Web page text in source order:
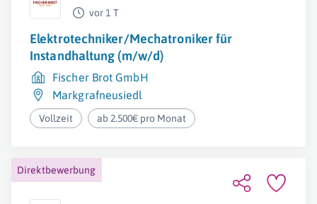
vor 1 T
Elektrotechniker/Mechatroniker für
Instandhaltung (m/w/d)
Fischer Brot GmbH
Markgrafneusiedl
Vollzeit ab 2.500€ pro Monat
Direktbewerbung